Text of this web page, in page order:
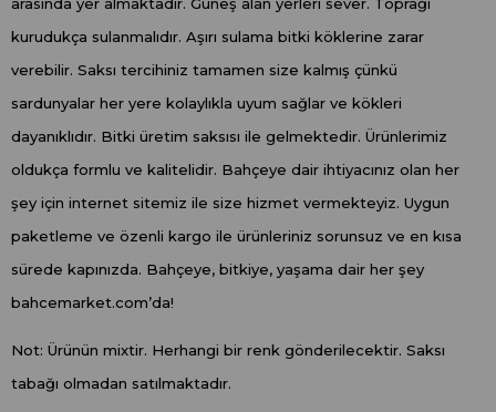
arasında yer almaktadır. Güneş alan yerleri sever. Toprağı
kurudukça sulanmalıdır. Aşırı sulama bitki köklerine zarar
verebilir. Saksı tercihiniz tamamen size kalmış çünkü
sardunyalar her yere kolaylıkla uyum sağlar ve kökleri
dayanıklıdır. Bitki üretim saksısı ile gelmektedir. Ürünlerimiz
oldukça formlu ve kalitelidir. Bahçeye dair ihtiyacınız olan her
şey için internet sitemiz ile size hizmet vermekteyiz. Uygun
paketleme ve özenli kargo ile ürünleriniz sorunsuz ve en kısa
sürede kapınızda. Bahçeye, bitkiye, yaşama dair her şey
bahcemarket.com’da!
Not: Ürünün mixtir. Herhangi bir renk gönderilecektir. Saksı
tabağı olmadan satılmaktadır.